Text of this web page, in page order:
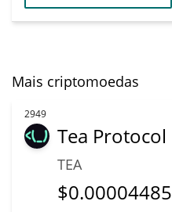
Mais criptomoedas
2949
Tea Protocol
TEA
$0.00004485